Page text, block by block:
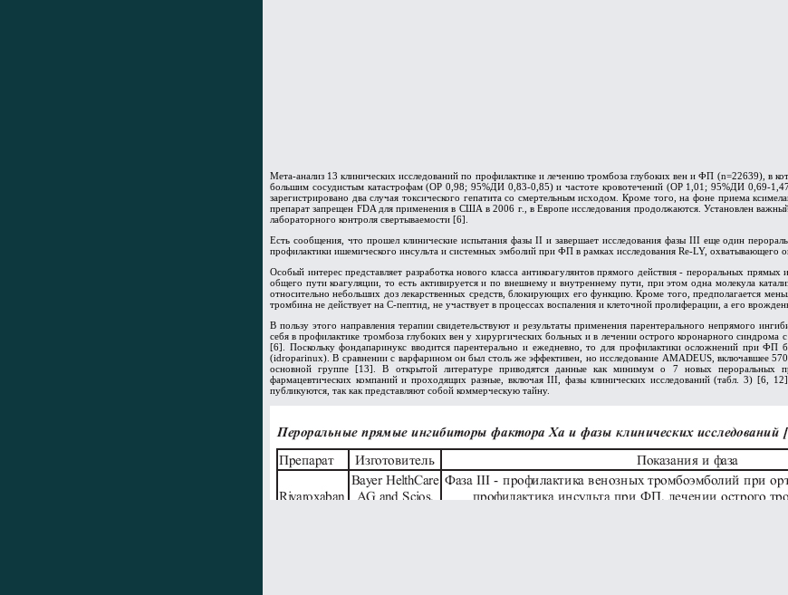
Мета-анализ 13 клинических исследований по профилактике и лечению тромбоза глубоких вен и ФП (n=22639), в
большим сосудистым катастрофам (ОР 0,98; 95%ДИ 0,83-0,85) и частоте кровотечений (ОР 1,01; 95%ДИ 0,69-
зарегистрировано два случая токсического гепатита со смертельным исходом. Кроме того, на фоне приема
препарат запрещен FDA для применения в США в 2006 г., в Европе исследования продолжаются. Установлен
лабораторного контроля свертываемости [6].
Есть сообщения, что прошел клинические испытания фазы II и завершает исследования фазы III еще один
профилактики ишемического инсульта и системных эмболий при ФП в рамках исследования Re-LY, охватывающего
Особый интерес представляет разработка нового класса антикоагулянтов прямого действия - пероральных
общего пути коагуляции, то есть активируется и по внешнему и внутреннему пути, при этом одна молекула
относительно небольших доз лекарственных средств, блокирующих его функцию. Кроме того, предполагается
тромбина не действует на С-пептид, не участвует в процессах воспаления и клеточной пролиферации, а его
В пользу этого направления терапии свидетельствуют и результаты применения парентерального непрямого
себя в профилактике тромбоза глубоких вен у хирургических больных и в лечении острого коронарного
[6]. Поскольку фондапаринукс вводится парентерально и ежедневно, то для профилактики осложнений при
(idroparinux). В сравнении с варфарином он был столь же эффективен, но исследование AMADEUS, включавшее
основной группе [13]. В открытой литературе приводятся данные как минимум о 7 новых пероральных
фармацевтических компаний и проходящих разные, включая III, фазы клинических исследований (табл. 3) [6,
публикуются, так как представляют собой коммерческую тайну.